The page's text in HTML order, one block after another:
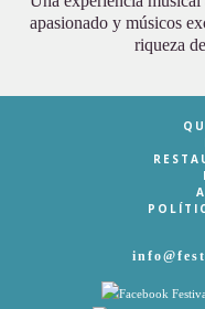
apasionado y músicos
riqueza